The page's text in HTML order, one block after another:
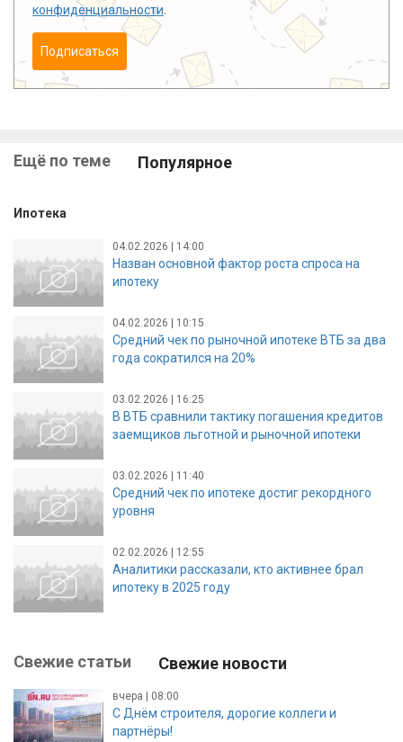
конфиденциальности
Подписаться
Ещё по теме Популярное
Ипотека
04.02.2026 | 14:00
Назван основной фактор роста спроса на
ипотеку
04.02.2026 | 10:15
Средний чек по рыночной ипотеке ВТБ за два
года сократился на 20%
03.02.2026 | 16:25
В ВТБ сравнили тактику погашения кредитов
заемщиков льготной и рыночной ипотеки
03.02.2026 | 11:40
Средний чек по ипотеке достиг рекордного
уровня
02.02.2026 | 12:55
Аналитики рассказали, кто активнее брал
ипотеку в 2025 году
Свежие статьи Свежие новости
вчера | 08:00
С Днём строителя, дорогие коллеги и
партнёры!